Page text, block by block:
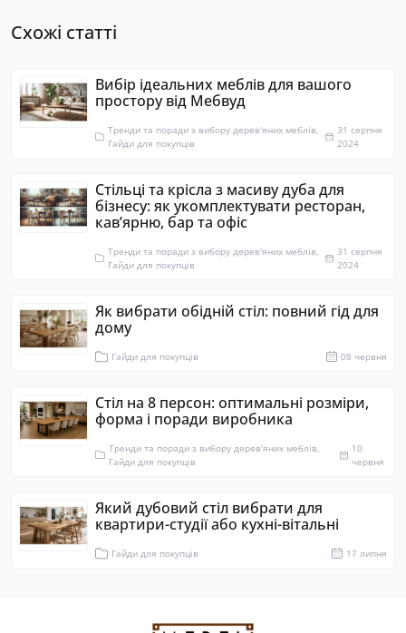
Схожі статті
Вибір ідеальних меблів для вашого
простору від Мебвуд
Тренди та поради з вибору дерев'яних меблів,
Гайди для покупців
31 серпня
2024
Стільці та крісла з масиву дуба для
бізнесу: як укомплектувати ресторан,
кав’ярню, бар та офіс
Тренди та поради з вибору дерев'яних меблів,
Гайди для покупців
31 серпня
2024
Як вибрати обідній стіл: повний гід для
дому
Гайди для покупців 08 червня
Стіл на 8 персон: оптимальні розміри,
форма і поради виробника
Тренди та поради з вибору дерев'яних меблів,
Гайди для покупців
10
червня
Який дубовий стіл вибрати для
квартири-студії або кухні-вітальні
Гайди для покупців 17 липня